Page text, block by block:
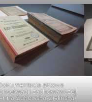
aktowa
zachowawczej
Żukowska-Zielińska)